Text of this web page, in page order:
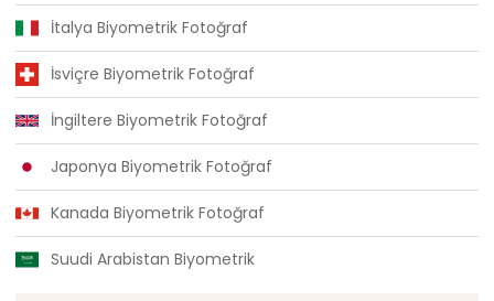
İtalya Biyometrik Fotoğraf
İsviçre Biyometrik Fotoğraf
İngiltere Biyometrik Fotoğraf
Japonya Biyometrik Fotoğraf
Kanada Biyometrik Fotoğraf
Suudi Arabistan Biyometrik